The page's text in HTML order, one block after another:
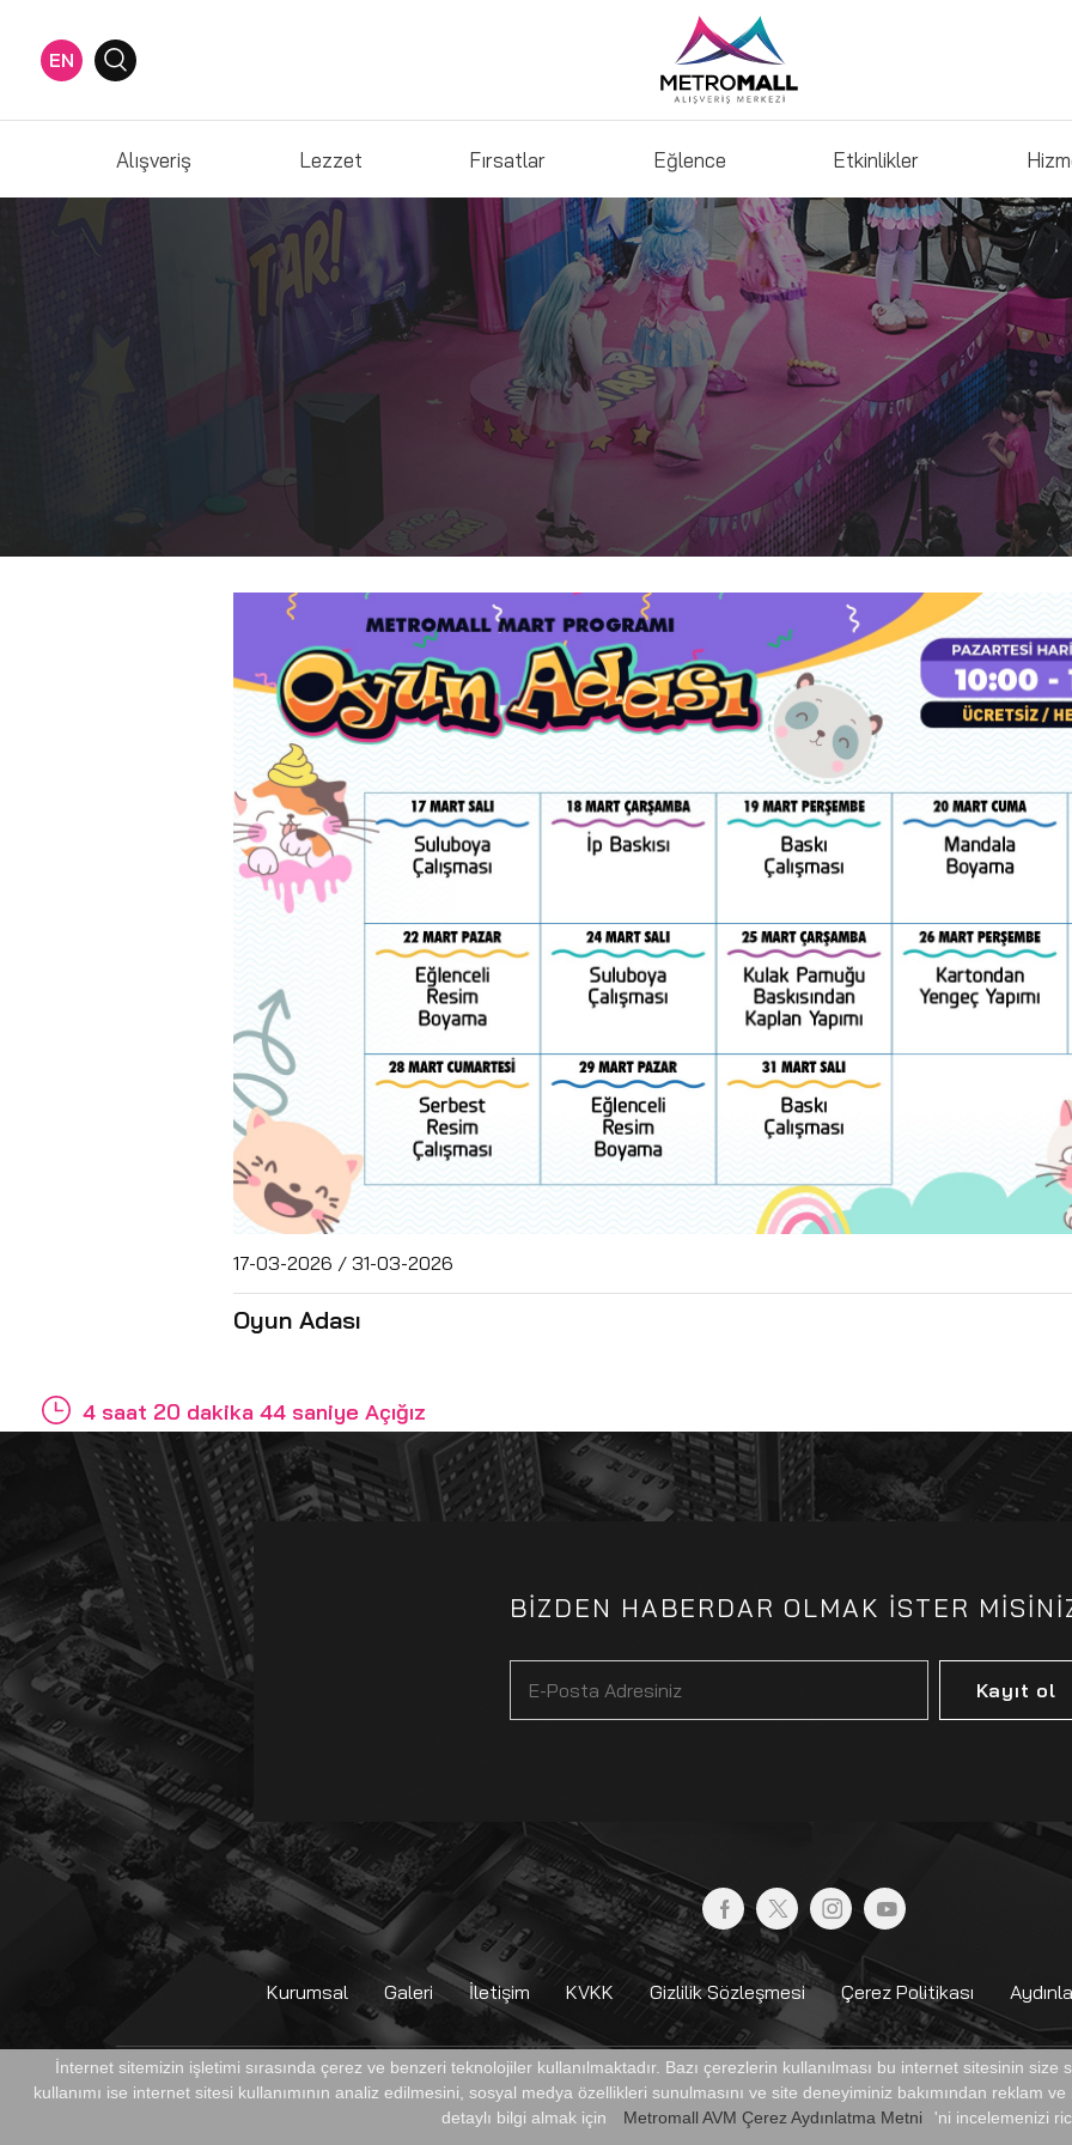
EN
Alışveriş Lezzet Fırsatlar Eğlence Etkinlikler
17-03-2026 / 31-03-2026
Oyun Adası
4 saat 20 dakika 43 saniye Açığız
BİZDEN HABERDAR OLMAK İSTER
Kayıt ol
Kurumsal Galeri İletişim KVKK Gizlilik Sözleşmesi Çerez Politikası
TÜM HAKLARI SAKLIDIR. © METROMALL ALIŞVERİŞ MERKEZİ
İnternet sitemizin işletimi sırasında çerez ve benzeri teknolojiler kullanılmaktadır. Bazı çerezlerin kullanılması bu internet sitesinin
kullanımı ise internet sitesi kullanımının analiz edilmesini, sosyal medya özellikleri sunulmasını ve site deneyiminiz bakımından reklam
detaylı bilgi almak için
Metromall AVM Çerez Aydınlatma Metni 'ni incelemenizi